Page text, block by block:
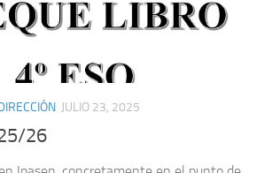
JULIO 23, 2025
26